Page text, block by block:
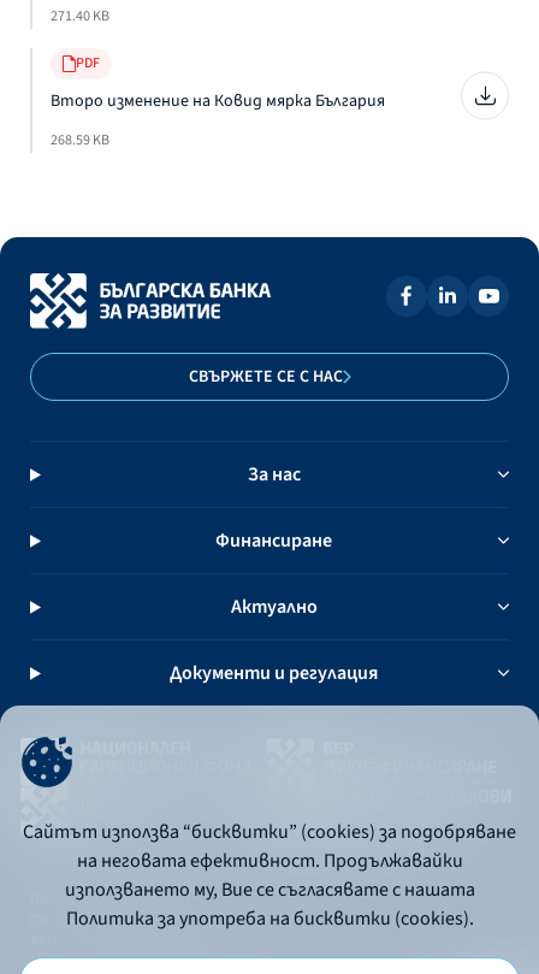
271.40 KB
PDF
Второ изменение на Ковид мярка България
268.59 KB
СВЪРЖЕТЕ СЕ С НАС
За нас
Финансиране
Актуално
Документи и регулация
Политика за употреба на бисквитки
Политика за поверителност
Сайтът използва “бисквитки” (cookies) за подобряване
на неговата ефективност. Продължавайки
използването му, Вие се съгласявате с нашата
Политика за употреба на бисквитки (cookies).